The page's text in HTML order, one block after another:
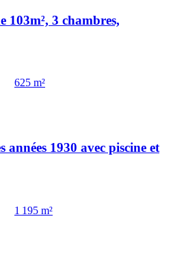
103m², 3 chambres,
625 m²
années 1930 avec piscine et
1 195 m²